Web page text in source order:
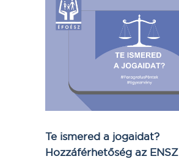
Te ismered a jogaidat?
Hozzáférhetőség az ENSZ